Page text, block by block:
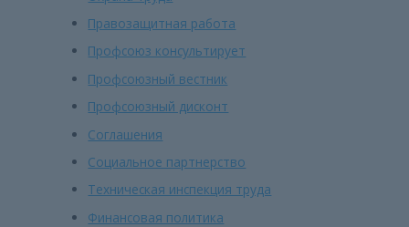
Правозащитная работа
Профсоюз консультирует
Профсоюзный вестник
Профсоюзный дисконт
Соглашения
Социальное партнерство
Техническая инспекция труда
Финансовая политика